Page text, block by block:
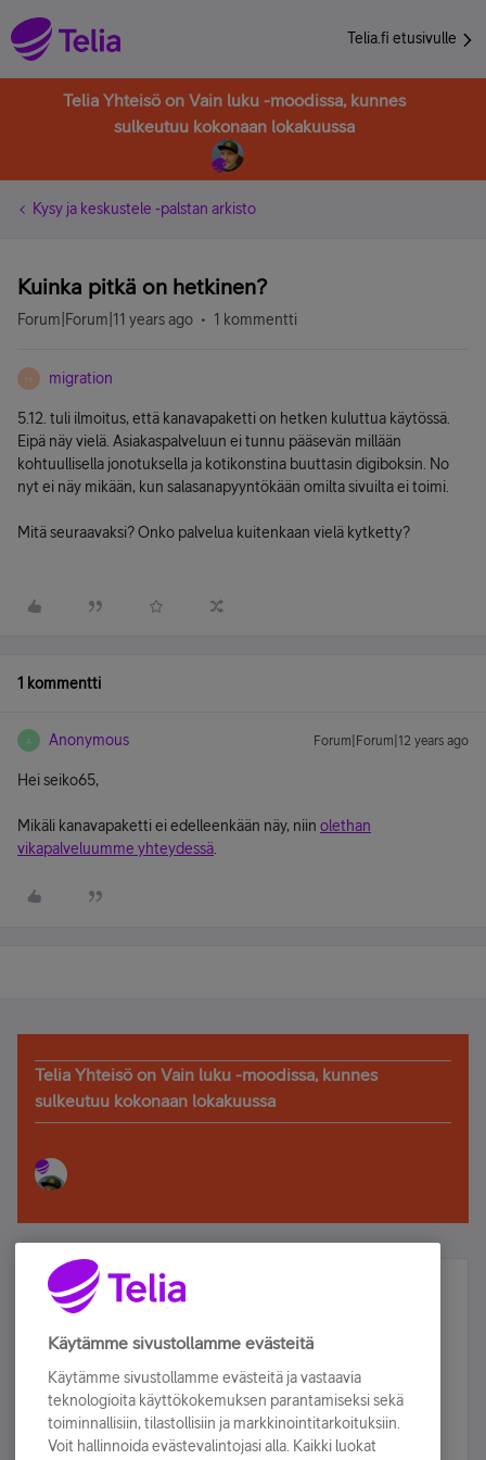
Telia.fi etusivulle
Telia Yhteisö on Vain luku -moodissa, kunnes
sulkeutuu kokonaan lokakuussa
Kysy ja keskustele -palstan arkisto
Kuinka pitkä on hetkinen?
Forum|Forum|11 years ago 1 kommentti
M migration
5.12. tuli ilmoitus, että kanavapaketti on hetken kuluttua käytössä.
Eipä näy vielä. Asiakaspalveluun ei tunnu pääsevän millään
kohtuullisella jonotuksella ja kotikonstina buuttasin digiboksin. No
nyt ei näy mikään, kun salasanapyyntökään omilta sivuilta ei toimi.
Mitä seuraavaksi? Onko palvelua kuitenkaan vielä kytketty?
1 kommentti
A Anonymous Forum|Forum|12 years ago
Hei seiko65,
Mikäli kanavapaketti ei edelleenkään näy, niin olethan
vikapalveluumme yhteydessä
Telia Yhteisö on Vain luku -moodissa, kunnes
sulkeutuu kokonaan lokakuussa
Älä jää paitsi – osallistu ja voita!
Tilaa Telian uutiskirje ja olet mukana arvonnassa.
sähköpostiisi.
Tilaa nyt
Käytämme sivustollamme evästeitä
Käytämme sivustollamme evästeitä ja vastaavia
teknologioita käyttökokemuksen parantamiseksi sekä
toiminnallisiin, tilastollisiin ja markkinointitarkoituksiin.
Voit hallinnoida evästevalintojasi alla. Kaikki luokat